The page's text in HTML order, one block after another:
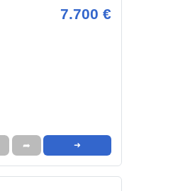
7.700 €
➦ ➜